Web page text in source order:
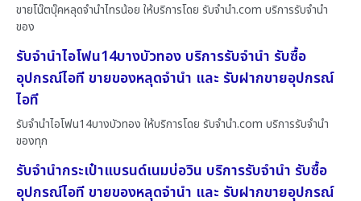
ขายโน๊ตบุ๊คหลุดจำนำไทรน้อย ให้บริการโดย รับจํานํา.com บริการรับจำนำ
ของ
รับจำนำไอโฟน14บางบัวทอง บริการรับจำนำ รับซื้อ
อุปกรณ์ไอที ขายของหลุดจำนำ และ รับฝากขายอุปกรณ์
ไอที
รับจำนำไอโฟน14บางบัวทอง ให้บริการโดย รับจํานํา.com บริการรับจำนำ
ของทุก
รับจำนำกระเป๋าแบรนด์เนมบ่อวิน บริการรับจำนำ รับซื้อ
อุปกรณ์ไอที ขายของหลุดจำนำ และ รับฝากขายอุปกรณ์